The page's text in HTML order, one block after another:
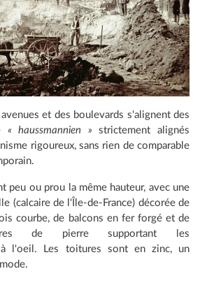
et des boulevards s'alignent des
« haussmannien » strictement alignés
rigoureux, sans rien de comparable
peu ou prou la même hauteur, avec une
(calcaire de l'Île-de-France) décorée de
courbe, de balcons en fer forgé et de
de pierre supportant les
à l'oeil. Les toitures sont en zinc, un